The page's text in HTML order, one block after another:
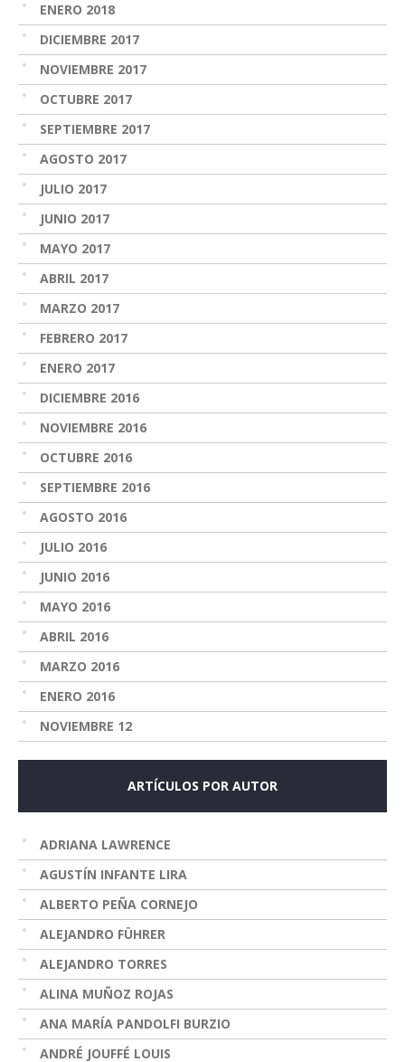
ENERO 2018
DICIEMBRE 2017
NOVIEMBRE 2017
OCTUBRE 2017
SEPTIEMBRE 2017
AGOSTO 2017
JULIO 2017
JUNIO 2017
MAYO 2017
ABRIL 2017
MARZO 2017
FEBRERO 2017
ENERO 2017
DICIEMBRE 2016
NOVIEMBRE 2016
OCTUBRE 2016
SEPTIEMBRE 2016
AGOSTO 2016
JULIO 2016
JUNIO 2016
MAYO 2016
ABRIL 2016
MARZO 2016
ENERO 2016
NOVIEMBRE 12
ARTÍCULOS POR AUTOR
ADRIANA LAWRENCE
AGUSTÍN INFANTE LIRA
ALBERTO PEÑA CORNEJO
ALEJANDRO FÜHRER
ALEJANDRO TORRES
ALINA MUÑOZ ROJAS
ANA MARÍA PANDOLFI BURZIO
ANDRÉ JOUFFÉ LOUIS